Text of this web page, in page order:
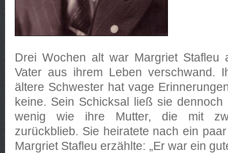
Drei Wochen alt war Margriet Stafleu
Vater aus ihrem Leben verschwand.
ältere Schwester hat vage
keine. Sein Schicksal ließ sie
wenig wie ihre Mutter, die mit
zurückblieb. Sie heiratete nach ein
Margriet Stafleu erzählte: „Er war ein